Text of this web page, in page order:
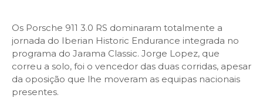
Os Porsche 911 3.0 RS dominaram totalmente a
jornada do Iberian Historic Endurance integrada no
programa do Jarama Classic. Jorge Lopez, que
correu a solo, foi o vencedor das duas corridas, apesar
da oposição que lhe moveram as equipas nacionais
presentes.